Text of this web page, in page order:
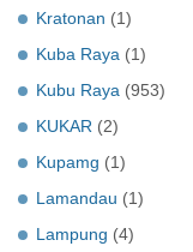
Kratonan (1)
Kuba Raya (1)
Kubu Raya (953)
KUKAR (2)
Kupamg (1)
Lamandau (1)
Lampung (4)